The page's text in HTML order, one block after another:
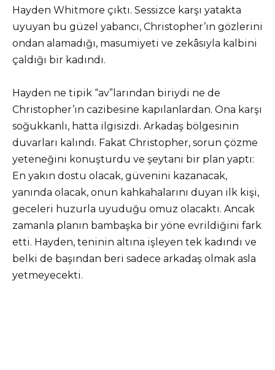
Hayden Whitmore çıktı. Sessizce karşı yatakta
uyuyan bu güzel yabancı, Christopher’ın gözlerini
ondan alamadığı, masumiyeti ve zekâsıyla kalbini
çaldığı bir kadındı.
Hayden ne tipik “av”larından biriydi ne de
Christopher’ın cazibesine kapılanlardan. Ona karşı
soğukkanlı, hatta ilgisizdi. Arkadaş bölgesinin
duvarları kalındı. Fakat Christopher, sorun çözme
yeteneğini konuşturdu ve şeytani bir plan yaptı:
En yakın dostu olacak, güvenini kazanacak,
yanında olacak, onun kahkahalarını duyan ilk kişi,
geceleri huzurla uyuduğu omuz olacaktı. Ancak
zamanla planın bambaşka bir yöne evrildiğini fark
etti. Hayden, teninin altına işleyen tek kadındı ve
belki de başından beri sadece arkadaş olmak asla
yetmeyecekti.